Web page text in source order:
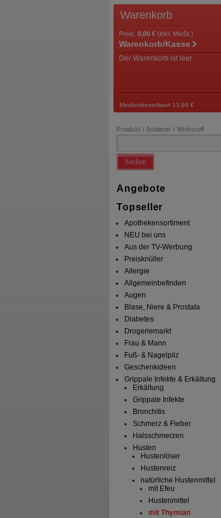
Warenkorb
Preis: 0,00 € (inkl. MwSt.)
Warenkorb/Kasse
Der Warenkorb ist leer
Mindestbestellwert 13,99 €
Produkt / Anbieter / Wirkstoff
Suchen
Angebote
Topseller
Apothekensortiment
NEU bei uns
Aus der TV-Werbung
Preisknüller
Allergie
Allgemeinbefinden
Augen
Blase, Niere & Prostata
Diabetes
Drogeriemarkt
Frau & Mann
Fuß- & Nagelpilz
Geschenkideen
Grippale Infekte & Erkältung
Erkältung
Grippale Infekte
Bronchitis
Schmerz & Fieber
Halsschmerzen
Husten
Hustenlöser
Hustenreiz
natürliche Hustenmittel
mit Efeu
Hustenmittel
mit Thymian